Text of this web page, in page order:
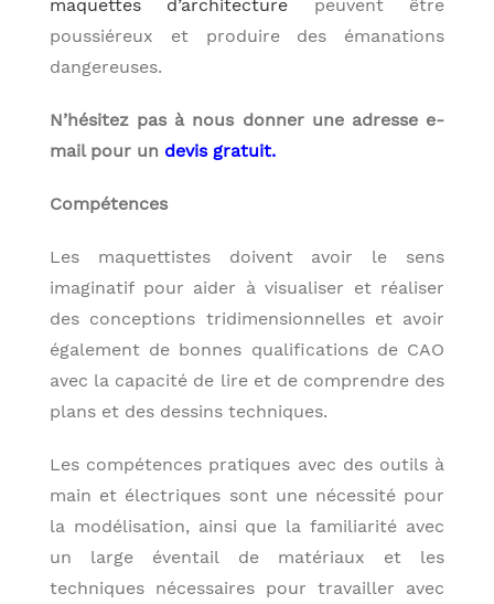
maquettes d’architecture peuvent être
poussiéreux et produire des émanations
dangereuses.
N’hésitez pas à nous donner une adresse e-
mail pour un devis gratuit.
Compétences
Les maquettistes doivent avoir le sens
imaginatif pour aider à visualiser et réaliser
des conceptions tridimensionnelles et avoir
également de bonnes qualifications de CAO
avec la capacité de lire et de comprendre des
plans et des dessins techniques.
Les compétences pratiques avec des outils à
main et électriques sont une nécessité pour
la modélisation, ainsi que la familiarité avec
un large éventail de matériaux et les
techniques nécessaires pour travailler avec